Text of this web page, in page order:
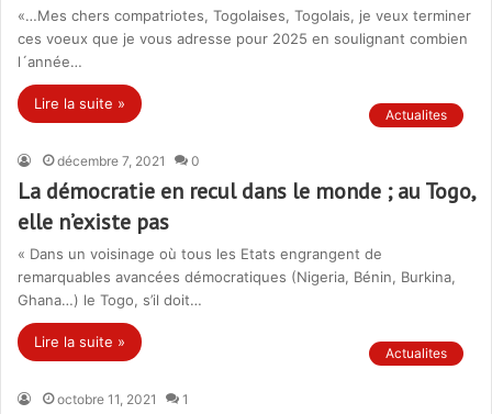
«…Mes chers compatriotes, Togolaises, Togolais, je veux terminer
ces voeux que je vous adresse pour 2025 en soulignant combien
l´année…
Lire la suite »
Actualites
décembre 7, 2021 0
La démocratie en recul dans le monde ; au Togo,
elle n’existe pas
« Dans un voisinage où tous les Etats engrangent de
remarquables avancées démocratiques (Nigeria, Bénin, Burkina,
Ghana…) le Togo, s’il doit…
Lire la suite »
Actualites
octobre 11, 2021 1